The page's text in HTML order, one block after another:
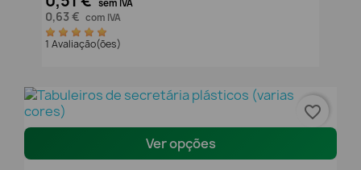
sem IVA
0,63 € com IVA
1 Avaliação(ões)
Ver opções
favorite_border